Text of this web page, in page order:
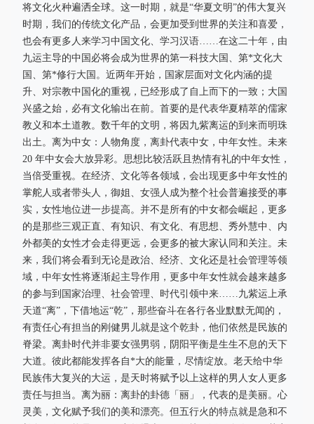
将文化火种遍洒全球。这一时期，就是“华夏文明”的伟大复兴
时期，我们的传统文化产品，会更加受到世界的关注和喜爱，
也会有更多人来学习中国文化、学习汉语……在这二十年，由
九运主导的中国必将会成为世界的第一科技大国、第*文化大
国、第*修行大国。近两年开始，国家层面对文化内涵的提
升、对宗教中国化的重视，已经形成了自上而下的一致；大国
兴盛之始，必有文化输出在前。首要的是代表华夏精萃的儒家
教义和本土道教。数千年的文明，将因九紫离运的到来而明珠
出土。离为中女：人物角度，离卦代表中女，中年女性。未来
20 年中女会大放异彩。思想比较活跃且热情有礼的中年女性，
当倍受重视。在经济、文化等各领域，会出现更多中年女性的
掌舵人或者带头人，御姐、女强人成为整个社会普遍接受的事
实，女性地位进一步提高。并不是所有的中女都会崛起，更多
的是那些三观正直、有知识、有文化、有思想、秀外慧中、内
外都美的女性才会走得更远，会更多的被大家认同和关注。未
来，我们将会看到无论是政治、经济、文化还是社会管理等领
域，中年女性将逐渐起主导作用，更多中年女性就会越来越多
的参与到国家治理、社会管理、时代引领中来……九紫运上承
天道“离”，下借地运“乾”，那些奋斗在各行各业默默无闻的，
有责任心有担当的刚健男儿就是这个乾卦，他们依然是民族的
脊梁。离卦时代并非要女强男弱，阴阳平衡是生生不息的天下
大道。彼此都能发挥各自*大的能量，尽情绽放。老天给中华
民族伟大复兴的大运，是天时将赋予以上这样的男人女人更多
责任与担当。离为丽：离卦的卦德「丽」，代表的是美丽。心
灵美，文化赋予我们的美和漂亮。但五行火的特点就是急和不